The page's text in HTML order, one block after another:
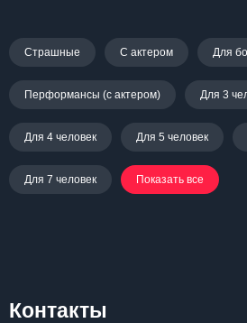
Страшные С актером Для
Перформансы (с актером) Для 3
Для 4 человек Для 5 человек
Для 7 человек Показать все
Контакты